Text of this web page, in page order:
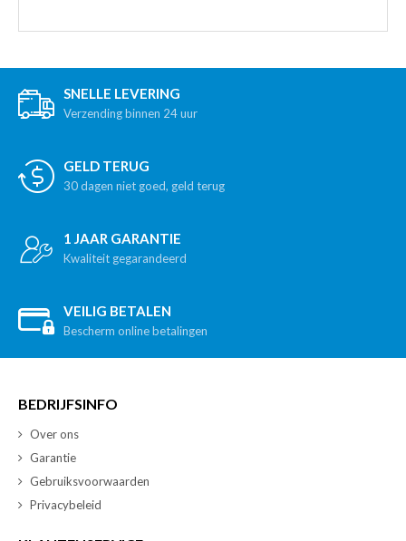
SNELLE LEVERING
Verzending binnen 24 uur
GELD TERUG
30 dagen niet goed, geld terug
1 JAAR GARANTIE
Kwaliteit gegarandeerd
VEILIG BETALEN
Bescherm online betalingen
BEDRIJFSINFO
Over ons
Garantie
Gebruiksvoorwaarden
Privacybeleid